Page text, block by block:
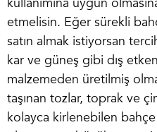
etmelisin. Eğer sürekli
satın almak istiyorsan
kar ve güneş gibi dış
malzemeden üretilmiş
taşınan tozlar, toprak ve
kolayca kirlenebilen bahçe